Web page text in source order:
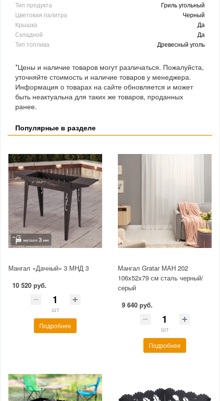
Тип продукта
Гриль угольный
Цветовая палитра
Черный
Крышка
Да
Складной
Да
Тип топлива
Древесный уголь
*Цены и наличие товаров могут различаться. Пожалуйста,
уточняйте стоимость и наличие товаров у менеджера.
Информация о товарах на сайте обновляется и может
быть неактуальна для таких же товаров, проданных
ранее.
Популярные в разделе
Мангал «Дачный» 3 МНД 3
10 520 руб.
шт
Подробнее
Мангал Gratar МАН 202
106x52x79 см сталь черный/
серый
9 640 руб.
шт
Подробнее